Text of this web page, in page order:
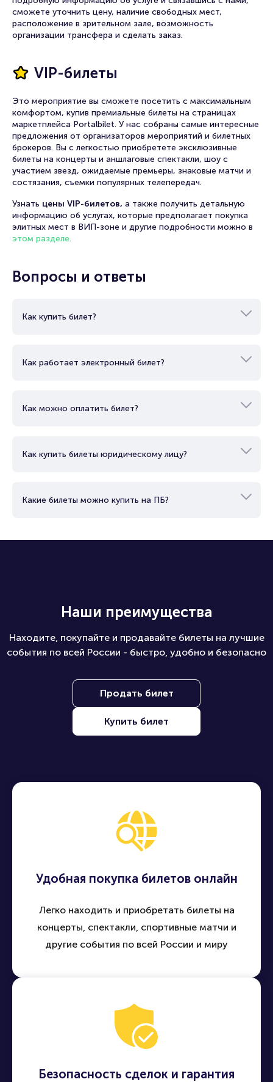
сможете уточнить цену, наличие свободных мест,
расположение в зрительном зале, возможность
организации трансфера и сделать заказ.
VIP-билеты
Это мероприятие вы сможете посетить с максимальным
комфортом, купив премиальные билеты на страницах
маркетплейса Portalbilet. У нас собраны самые интересные
предложения от организаторов мероприятий и билетных
брокеров. Вы с легкостью приобретете эксклюзивные
билеты на концерты и аншлаговые спектакли, шоу с
участием звезд, ожидаемые премьеры, знаковые матчи и
состязания, съемки популярных телепередач.
Узнать цены VIP-билетов, а также получить детальную
информацию об услугах, которые предполагает покупка
элитных мест в ВИП-зоне и другие подробности можно в
этом разделе.
Вопросы и ответы
Как купить билет?
Как работает электронный билет?
Как можно оплатить билет?
Как купить билеты юридическому лицу?
Какие билеты можно купить на ПБ?
Наши преимущества
Находите, покупайте и продавайте билеты на лучшие
события по всей России - быстро, удобно и безопасно
Продать билет
Купить билет
Удобная покупка билетов онлайн
Легко находить и приобретать билеты на
концерты, спектакли, спортивные матчи и
другие события по всей России и миру
Безопасность сделок и гарантия